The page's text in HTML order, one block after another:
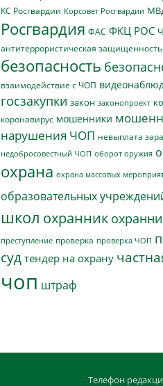
КС Росгвардии Корсовет Росгвардии
Росгвардия ФАС ФКЦ РОС
антитеррористическая защищенность
безопасность
взаимодействие с ЧОП
госзакупки закон законопроект
коронавирус мошенники
нарушения ЧОП невыплата
недобросовестный ЧОП оборот оружия
охрана охрана массовых
образовательных
школ охранник
преступление проверка проверка ЧОП
суд тендер на охрану
чоп штраф
Телефон